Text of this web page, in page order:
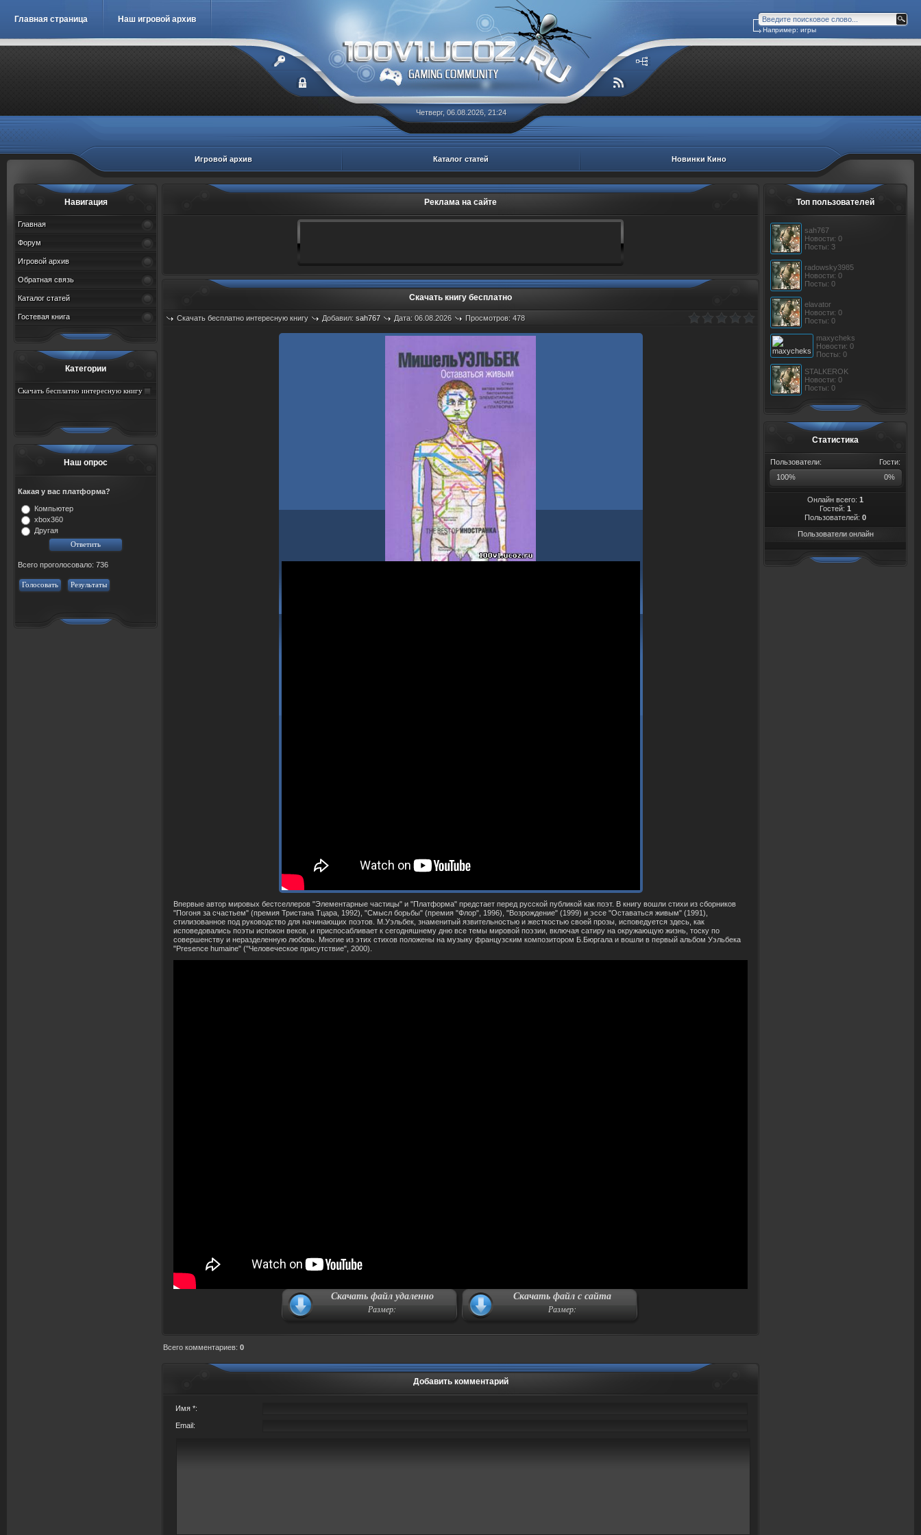
Главная страница Наш игровой архив
Например: игры
Четверг, 06.08.2026, 21:24
Игровой архив Каталог статей Новинки Кино
Навигация
Главная
Форум
Игровой архив
Обратная связь
Каталог статей
Гостевая книга
Категории
Скачать бесплатно интересную книгу
Наш опрос
Какая у вас платформа?
Компьютер
xbox360
Другая
Всего проголосовало: 736
Голосовать Результаты
Топ пользователей
sah767
Новости: 0
Посты: 3
radowsky3985
Новости: 0
Посты: 0
elavator
Новости: 0
Посты: 0
maxycheks
Новости: 0
Посты: 0
STALKEROK
Новости: 0
Посты: 0
Статистика
Гости:
Пользователи:
100%
0%
Онлайн всего: 1
Гостей: 1
Пользователей: 0
Пользователи онлайн
Реклама на сайте
Скачать книгу бесплатно
Скачать бесплатно интересную книгу Добавил: sah767 Дата: 06.08.2026 Просмотров: 478
Впервые автор мировых бестселлеров "Элементарные частицы" и "Платформа" предстает перед русской публикой как поэт. В книгу вошли стихи из сборников
"Погоня за счастьем" (премия Тристана Тцара, 1992), "Смысл борьбы" (премия "Флор", 1996), "Возрождение" (1999) и эссе "Оставаться живым" (1991),
стилизованное под руководство для начинающих поэтов. М.Уэльбек, знаменитый язвительностью и жесткостью своей прозы, исповедуется здесь, как
исповедовались поэты испокон веков, и приспосабливает к сегодняшнему дню все темы мировой поэзии, включая сатиру на окружающую жизнь, тоску по
совершенству и неразделенную любовь. Многие из этих стихов положены на музыку французским композитором Б.Бюргала и вошли в первый альбом Уэльбека
"Presence humaine" ("Человеческое присутствие", 2000).
Скачать файл удаленно
Размер:
Скачать файл с сайта
Размер:
Всего комментариев: 0
Добавить комментарий
Имя *:
Email: